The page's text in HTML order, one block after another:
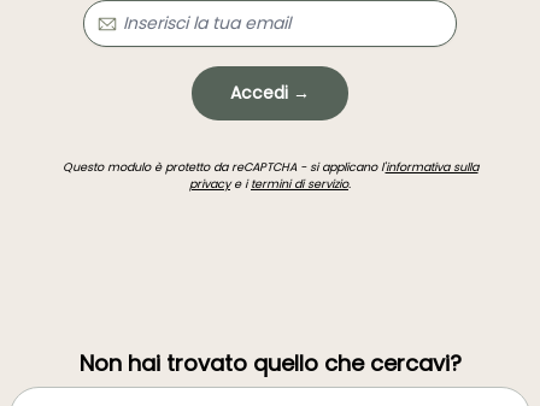
Accedi →
Questo modulo è protetto da reCAPTCHA - si applicano l'informativa sulla
privacye itermini di servizio.
Non hai trovato quello che cercavi?